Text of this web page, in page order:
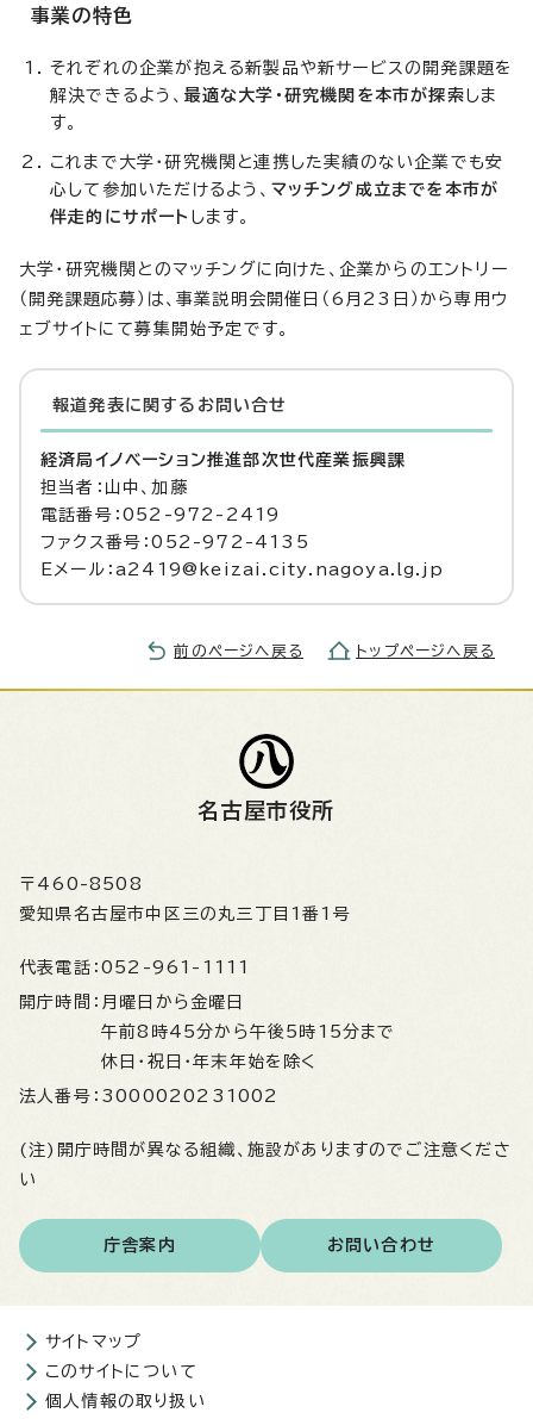
事業の特色
それぞれの企業が抱える新製品や新サービスの開発課題を
解決できるよう、 最適な大学・研究機関を本市が探索しま
す。
これまで大学・研究機関と連携した実績のない企業でも安
心して参加いただけるよう、 マッチング成立までを本市が
伴走的にサポート します。
大学・研究機関とのマッチングに向けた、企業からのエントリー
（開発課題応募）は、事業説明会開催日（6月23日）から専用ウ
ェブサイトにて募集開始予定です。
報道発表に関するお問い合せ
経済局イノベーション推進部次世代産業振興課
担当者：山中、加藤
電話番号：052-972-2419
ファクス番号：052-972-4135
Eメール：a2419@keizai.city.nagoya.lg.jp
前のページへ戻る トップページへ戻る
名古屋市役所
〒460-8508
愛知県名古屋市中区三の丸三丁目1番1号
代表電話： 052-961-1111
開庁時間： 月曜日から金曜日
午前8時45分から午後5時15分まで
休日・祝日・年末年始を除く
法人番号： 3000020231002
(注)開庁時間が異なる組織、施設がありますのでご注意くださ
い
庁舎案内 お問い合わせ
サイトマップ
このサイトについて
個人情報の取り扱い